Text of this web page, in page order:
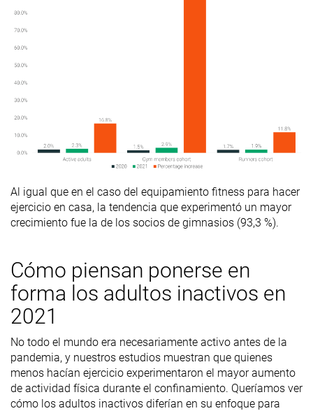
Al igual que en el caso del equipamiento fitness para hacer
ejercicio en casa, la tendencia que experimentó un mayor
crecimiento fue la de los socios de gimnasios (93,3 %).
Cómo piensan ponerse en
forma los adultos inactivos en
2021
No todo el mundo era necesariamente activo antes de la
pandemia, y nuestros estudios muestran que quienes
menos hacían ejercicio experimentaron el mayor aumento
de actividad física durante el confinamiento. Queríamos ver
cómo los adultos inactivos diferían en su enfoque para